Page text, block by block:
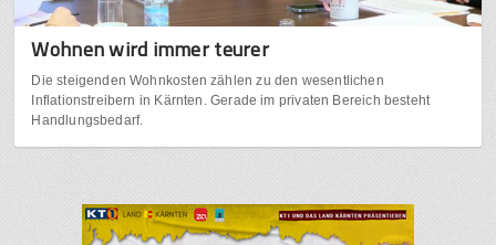
Wohnen wird immer teurer
Die steigenden Wohnkosten zählen zu den wesentlichen
Inflationstreibern in Kärnten. Gerade im privaten Bereich besteht
Handlungsbedarf.